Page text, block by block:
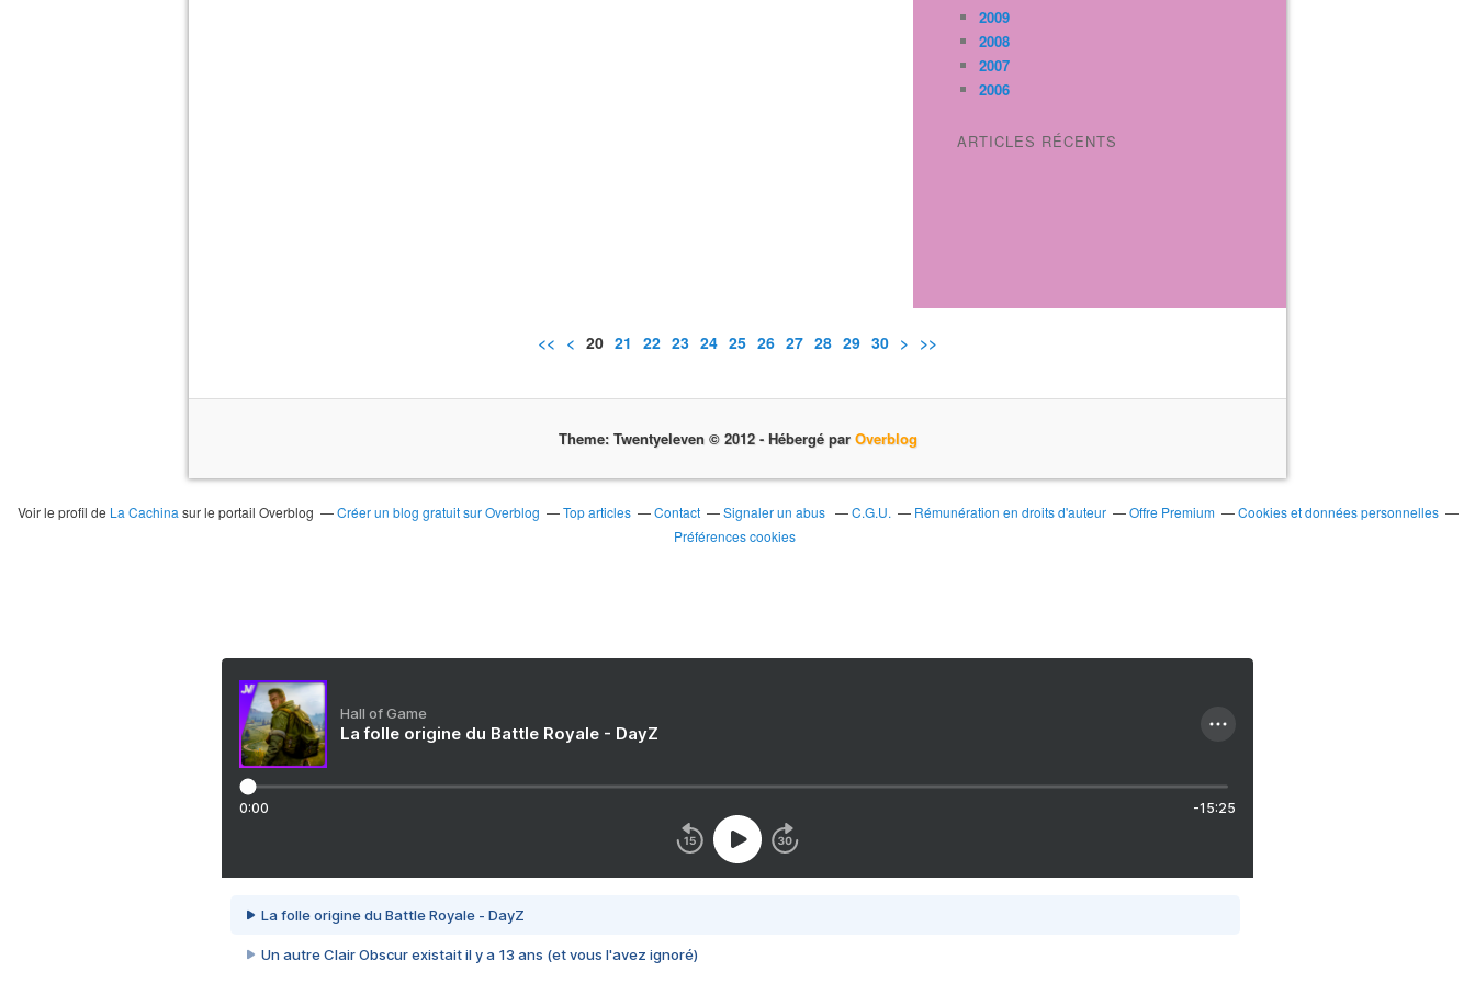
2009
2008
2007
2006
ARTICLES RÉCENTS
<< < 10
20 21 22 23 24 25 26 27 28 29 30 40
50
60
70
80
90
100
> >>
Theme: Twentyeleven © 2012 - Hébergé par Overblog
Voir le profil de La Cachina sur le portail Overblog Créer un blog gratuit sur Overblog Top articles Contact Signaler un abus C.G.U. Rémunération en droits d'auteur Offre Premium
Cookies et données personnelles
Préférences cookies
Hall of Game
La folle origine du Battle Royale - DayZ
0:00 -15:25
La folle origine du Battle Royale - DayZ
Un autre Clair Obscur existait il y a 13 ans (et vous l'avez ignoré)